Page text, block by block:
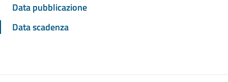
Data pubblicazione
Data scadenza